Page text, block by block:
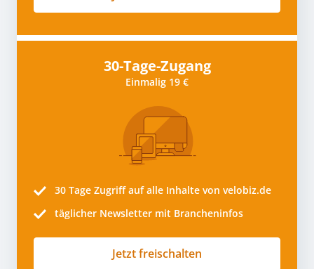
30-Tage-Zugang
Einmalig 19 €
30 Tage Zugriff auf alle Inhalte von velobiz.de
täglicher Newsletter mit Brancheninfos
Jetzt freischalten